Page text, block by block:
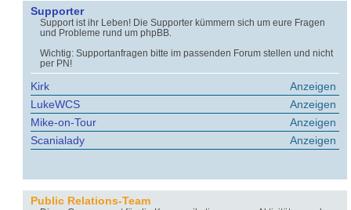
Supporter
Support ist ihr Leben! Die Supporter kümmern sich um eure Fragen
und Probleme rund um phpBB.
Wichtig: Supportanfragen bitte im passenden Forum stellen und nicht
per PN!
Anzeigen
Kirk
Anzeigen
LukeWCS
Anzeigen
Mike-on-Tour
Anzeigen
Scanialady
Public Relations-Team